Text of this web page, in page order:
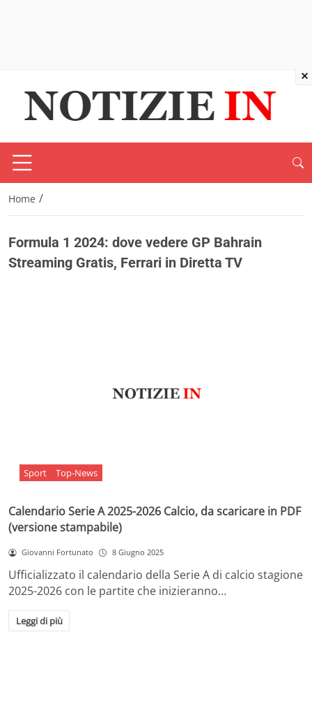
Home /
Formula 1 2024: dove vedere GP Bahrain
Streaming Gratis, Ferrari in Diretta TV
Sport Top-News
Calendario Serie A 2025-2026 Calcio, da scaricare in PDF
(versione stampabile)
Giovanni Fortunato 8 Giugno 2025
Ufficializzato il calendario della Serie A di calcio stagione
2025-2026 con le partite che inizieranno…
Leggi di più
×